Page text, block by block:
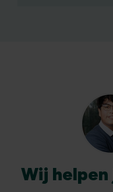
Wij helpen